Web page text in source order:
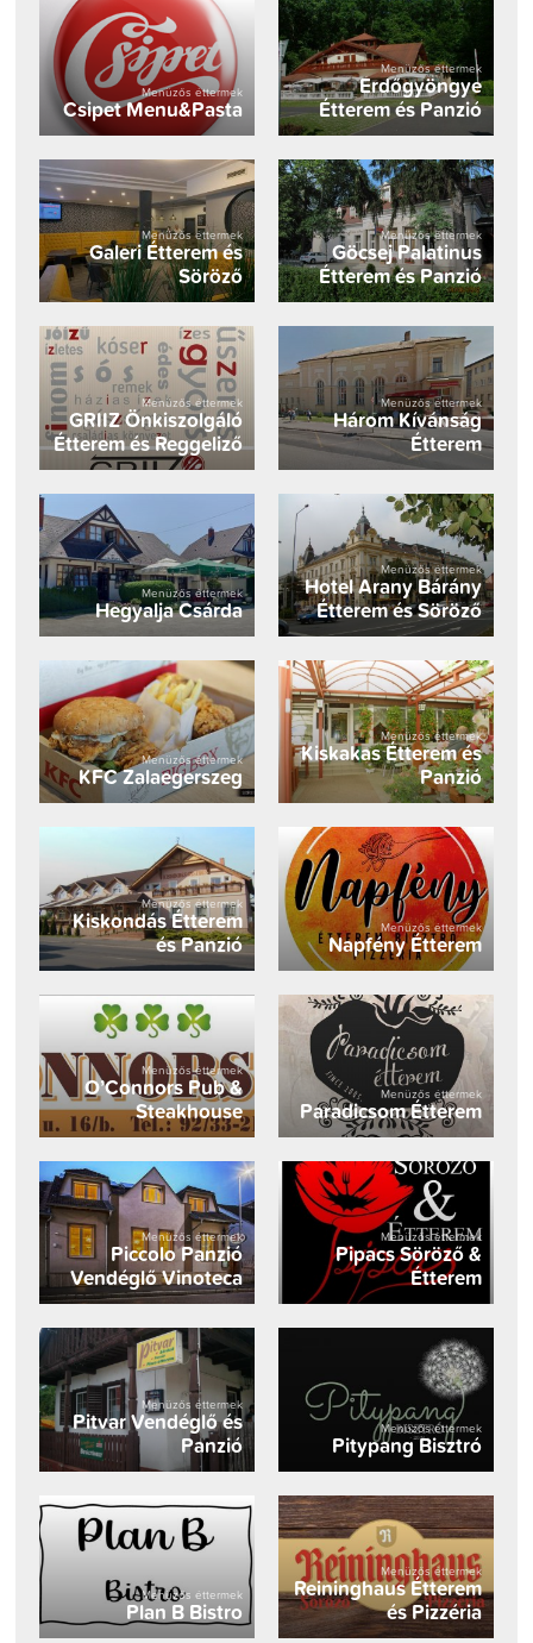
Menüzős éttermek
Csipet Menu&Pasta
Menüzős éttermek
Erdőgyöngye
Étterem és Panzió
Menüzős éttermek
Galeri Étterem és
Söröző
Menüzős éttermek
Göcsej Palatinus
Étterem és Panzió
Menüzős éttermek
GRIIZ Önkiszolgáló
Étterem és Reggeliző
Menüzős éttermek
Három Kívánság
Étterem
Menüzős éttermek
Hegyalja Csárda
Menüzős éttermek
Hotel Arany Bárány
Étterem és Söröző
Menüzős éttermek
KFC Zalaegerszeg
Menüzős éttermek
Kiskakas Étterem és
Panzió
Menüzős éttermek
Kiskondás Étterem
és Panzió
Menüzős éttermek
Napfény Étterem
Menüzős éttermek
O’Connors Pub &
Steakhouse
Menüzős éttermek
Paradicsom Étterem
Menüzős éttermek
Piccolo Panzió
Vendéglő Vinoteca
Menüzős éttermek
Pipacs Söröző &
Étterem
Menüzős éttermek
Pitvar Vendéglő és
Panzió
Menüzős éttermek
Pitypang Bisztró
Menüzős éttermek
Plan B Bistro
Menüzős éttermek
Reininghaus Étterem
és Pizzéria